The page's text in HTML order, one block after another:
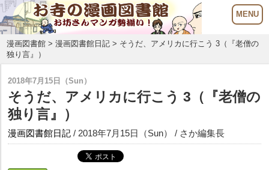
漫画図書館 >漫画図書館日記 > そうだ、アメリカに行こう 3（『老僧の
独り言』）
2018年7月15日（Sun）
そうだ、アメリカに行こう 3（『老僧の
独り言』）
漫画図書館日記 / 2018年7月15日（Sun） / さか編集長